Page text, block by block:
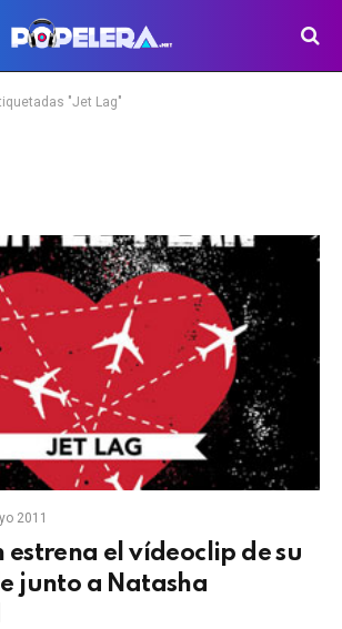
"Jet Lag"
2011
estrena el vídeoclip de su
junto a Natasha